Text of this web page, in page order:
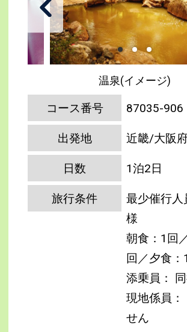
温泉(イメージ)
コース番号 87035-906
出発地 近畿/大阪
日数 1泊2日
旅行条件
最少催行人
様
朝食：1回
回／夕食：
添乗員：
現地係員：
せん